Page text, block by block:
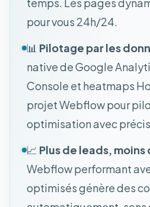
pour vous 24h/24.
📊 Pilotage par les
native de Google
Console et heatmaps
projet Webflow pour
optimisation avec
📈 Plus de leads,
Webflow performant
optimisés génère des